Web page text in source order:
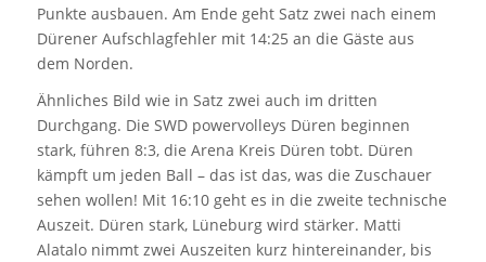
Punkte ausbauen. Am Ende geht Satz zwei nach einem
Dürener Aufschlagfehler mit 14:25 an die Gäste aus
dem Norden.
Ähnliches Bild wie in Satz zwei auch im dritten
Durchgang. Die SWD powervolleys Düren beginnen
stark, führen 8:3, die Arena Kreis Düren tobt. Düren
kämpft um jeden Ball – das ist das, was die Zuschauer
sehen wollen! Mit 16:10 geht es in die zweite technische
Auszeit. Düren stark, Lüneburg wird stärker. Matti
Alatalo nimmt zwei Auszeiten kurz hintereinander, bis